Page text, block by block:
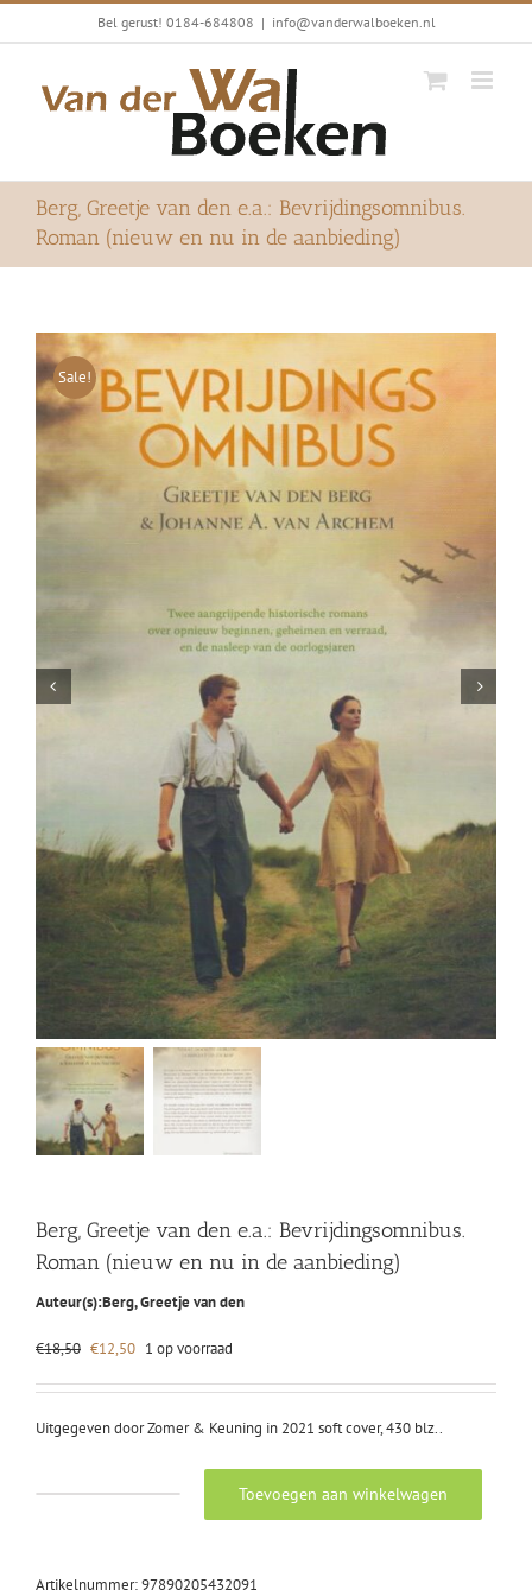
Ga
Bel gerust! 0184-684808 | info@vanderwalboeken.nl
Berg, Greetje van den e.a.: Bevrijdingsomnibus.
Roman (nieuw en nu in de aanbieding)
Sale!
Berg, Greetje van den e.a.: Bevrijdingsomnibus.
Roman (nieuw en nu in de aanbieding)
Auteur(s):Berg, Greetje van den
€18,50 Oorspronkelijke
was:
€12,50Huidige
is:
1 op voorraad
Uitgegeven door Zomer & Keuning in 2021 soft cover, 430 blz..
Toevoegen aan winkelwagen
Artikelnummer:97890205432091